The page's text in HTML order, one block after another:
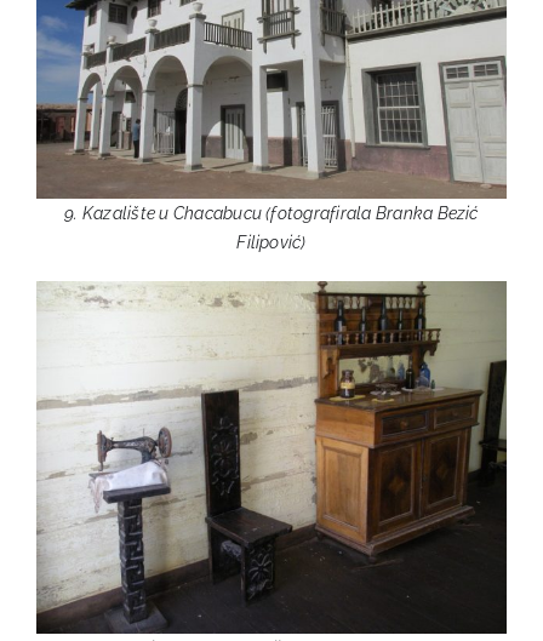
9. Kazalište u Chacabucu (fotografirala Branka Bezić
Filipović)